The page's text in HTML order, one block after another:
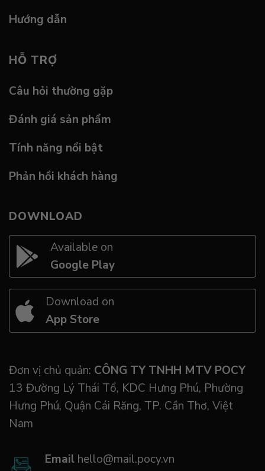
Hướng dẫn
HỖ TRỢ
Câu hỏi thường gặp
Đánh giá sản phẩm
Tính năng nổi bật
Phản hồi khách hàng
DOWNLOAD
Available on
Google Play
Download on
App Store
Đơn vị chủ quản: CÔNG TY TNHH MTV POCY
13 Đường Lý Thái Tổ, KDC Hưng Phú, Phường
Hưng Phú, Quận Cái Răng, TP. Cần Thơ, Việt
Nam
Email hello@mail.pocy.vn